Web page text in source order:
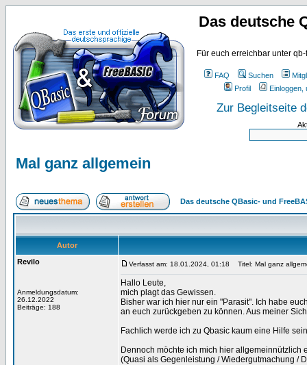
Das deutsche
Für euch erreichbar unter
FAQ Suchen
Profil
Einloggen,
Zur Begleitseite
Mal ganz allgemein
Das deutsche QBasic- und
Autor
Revilo
Anmeldungsdatum:
26.12.2022
Beiträge: 188
Verfasst am: 18.01.2024, 01:18 Titel: Mal ganz
Hallo Leute,
mich plagt das Gewissen.
Bisher war ich hier nur ein "Parasit". Ich habe
an euch zurückgeben zu können. Aus meiner
Fachlich werde ich zu Qbasic kaum eine Hilfe
Dennoch möchte ich mich hier allgemeinnützlich
(Quasi als Gegenleistung / Wiedergutmachung /